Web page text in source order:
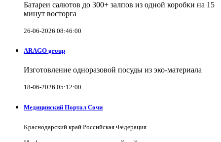
Батареи салютов до 300+ залпов из одной коробки на 15
минут восторга
26-06-2026 08:46:00
ARAGO group
Изготовление одноразовой посуды из эко-материала
18-06-2026 05:12:00
Медицинский Портал Сочи
Краснодарский край Российская Федерация